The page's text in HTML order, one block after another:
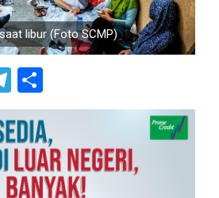
libur (Foto SCMP)
Telegram